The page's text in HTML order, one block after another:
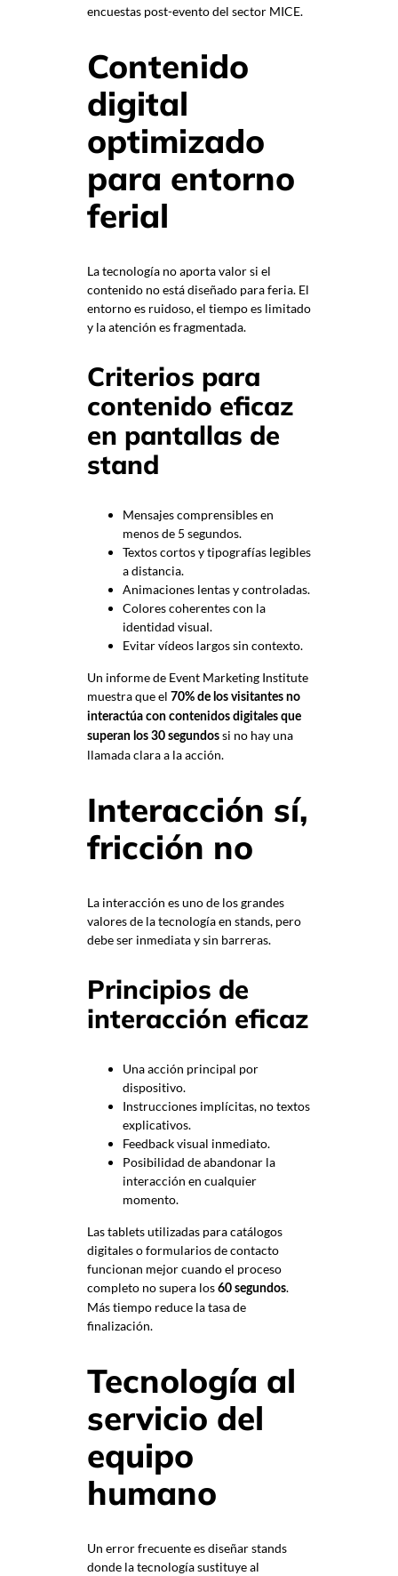
encuestas post-evento del sector MICE.
Contenido
digital
optimizado
para entorno
ferial
La tecnología no aporta valor si el
contenido no está diseñado para feria. El
entorno es ruidoso, el tiempo es limitado
y la atención es fragmentada.
Criterios para
contenido eficaz
en pantallas de
stand
Mensajes comprensibles en
menos de 5 segundos.
Textos cortos y tipografías legibles
a distancia.
Animaciones lentas y controladas.
Colores coherentes con la
identidad visual.
Evitar vídeos largos sin contexto.
Un informe de Event Marketing Institute
muestra que el 70% de los visitantes no
interactúa con contenidos digitales que
superan los 30 segundos si no hay una
llamada clara a la acción.
Interacción sí,
fricción no
La interacción es uno de los grandes
valores de la tecnología en stands, pero
debe ser inmediata y sin barreras.
Principios de
interacción eficaz
Una acción principal por
dispositivo.
Instrucciones implícitas, no textos
explicativos.
Feedback visual inmediato.
Posibilidad de abandonar la
interacción en cualquier
momento.
Las tablets utilizadas para catálogos
digitales o formularios de contacto
funcionan mejor cuando el proceso
completo no supera los 60 segundos.
Más tiempo reduce la tasa de
finalización.
Tecnología al
servicio del
equipo
humano
Un error frecuente es diseñar stands
donde la tecnología sustituye al